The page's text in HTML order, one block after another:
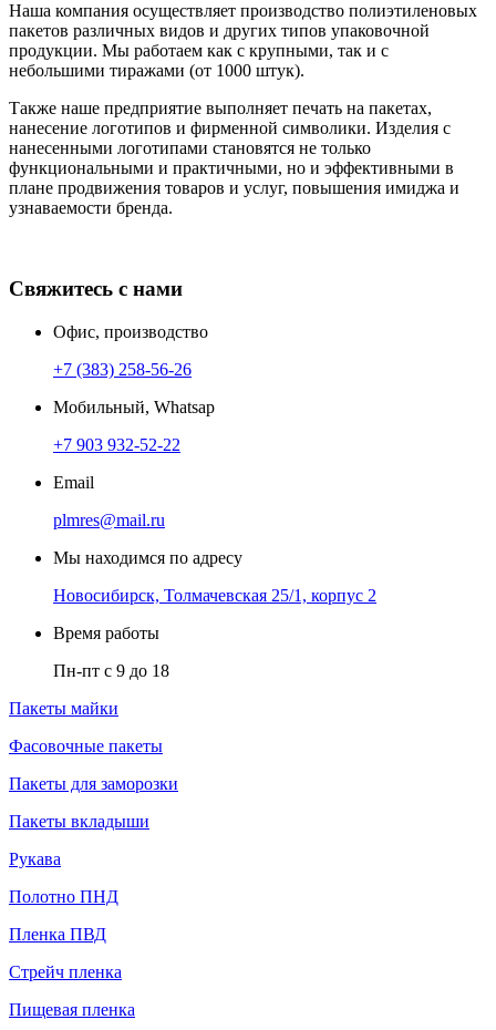
Наша компания осуществляет производство полиэтиленовых
пакетов различных видов и других типов упаковочной
продукции. Мы работаем как с крупными, так и с
небольшими тиражами (от 1000 штук).
Также наше предприятие выполняет печать на пакетах,
нанесение логотипов и фирменной символики. Изделия с
нанесенными логотипами становятся не только
функциональными и практичными, но и эффективными в
плане продвижения товаров и услуг, повышения имиджа и
узнаваемости бренда.
Свяжитесь с нами
Офис, производство
+7 (383) 258-56-26
Мобильный, Whatsap
+7 903 932-52-22
Email
plmres@mail.ru
Мы находимся по адресу
Новосибирск, Толмачевская 25/1, корпус 2
Время работы
Пн-пт с 9 до 18
Пакеты майки
Фасовочные пакеты
Пакеты для заморозки
Пакеты вкладыши
Рукава
Полотно ПНД
Пленка ПВД
Стрейч пленка
Пищевая пленка